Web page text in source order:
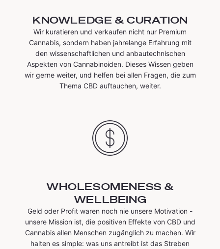
KNOWLEDGE & CURATION
Wir kuratieren und verkaufen nicht nur Premium
Cannabis, sondern haben jahrelange Erfahrung mit
den wissenschaftlichen und anbautechnischen
Aspekten von Cannabinoiden. Dieses Wissen geben
wir gerne weiter, und helfen bei allen Fragen, die zum
Thema CBD auftauchen, weiter.
WHOLESOMENESS &
WELLBEING
Geld oder Profit waren noch nie unsere Motivation -
unsere Mission ist, die positiven Effekte von CBD und
Cannabis allen Menschen zugänglich zu machen. Wir
halten es simple: was uns antreibt ist das Streben